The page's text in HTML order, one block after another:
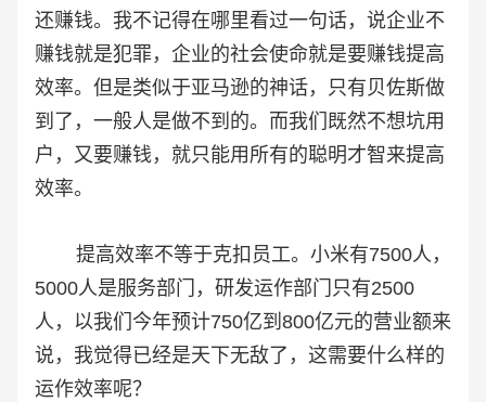
还赚钱。我不记得在哪里看过一句话，说企业不
赚钱就是犯罪，企业的社会使命就是要赚钱提高
效率。但是类似于亚马逊的神话，只有贝佐斯做
到了，一般人是做不到的。而我们既然不想坑用
户，又要赚钱，就只能用所有的聪明才智来提高
效率。
提高效率不等于克扣员工。小米有7500人，
5000人是服务部门，研发运作部门只有2500
人，以我们今年预计750亿到800亿元的营业额来
说，我觉得已经是天下无敌了，这需要什么样的
运作效率呢？